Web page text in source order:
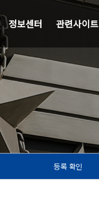
정보센터 관련사이트
등록 확인